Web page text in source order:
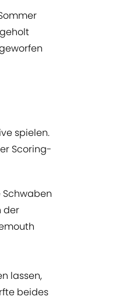
spielen.
Scoring-
Schwaben
der
lassen,
beides